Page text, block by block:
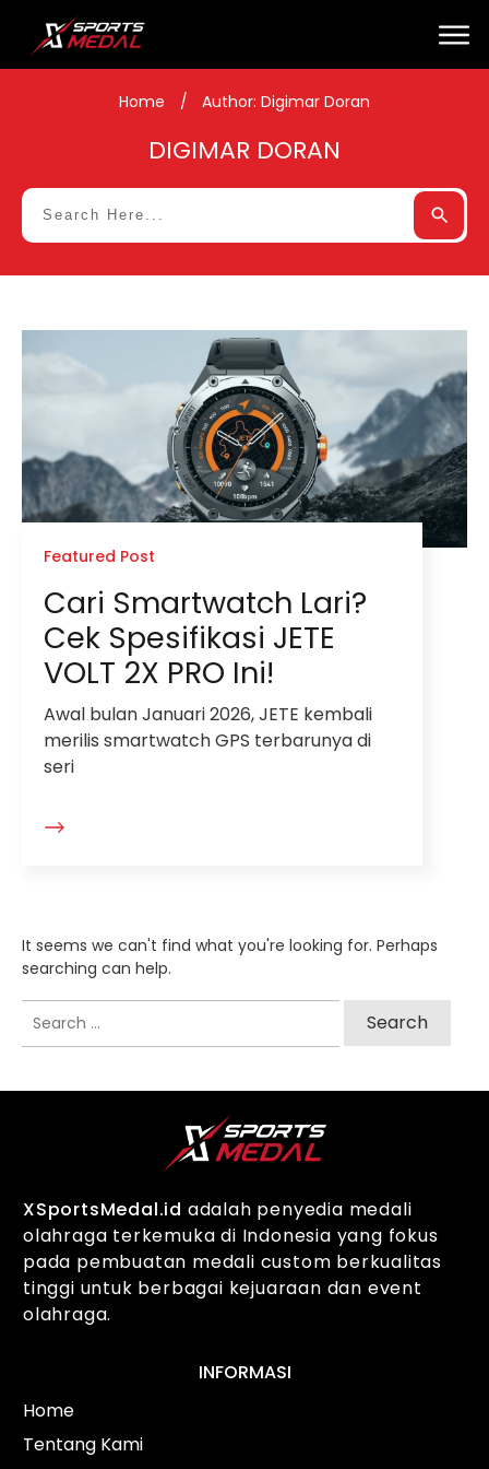
Home / Author: Digimar Doran
DIGIMAR DORAN
Featured Post
Cari Smartwatch Lari?
Cek Spesifikasi JETE
VOLT 2X PRO Ini!
Awal bulan Januari 2026, JETE kembali
merilis smartwatch GPS terbarunya di
seri
It seems we can't find what you're looking for. Perhaps
searching can help.
Search
for:
XSportsMedal.id adalah penyedia medali
olahraga terkemuka di Indonesia yang fokus
pada pembuatan medali custom berkualitas
tinggi untuk berbagai kejuaraan dan event
olahraga.
INFORMASI
Home
Tentang Kami